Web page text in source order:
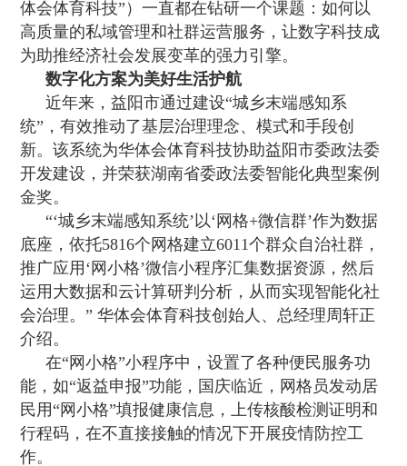
体会体育科技”）一直都在钻研一个课题：如何以
高质量的私域管理和社群运营服务，让数字科技成
为助推经济社会发展变革的强力引擎。
数字化方案为美好生活护航
近年来，益阳市通过建设“城乡末端感知系
统”，有效推动了基层治理理念、模式和手段创
新。该系统为华体会体育科技协助益阳市委政法委
开发建设，并荣获湖南省委政法委智能化典型案例
金奖。
“‘城乡末端感知系统’以‘网格+微信群’作为数据
底座，依托5816个网格建立6011个群众自治社群，
推广应用‘网小格’微信小程序汇集数据资源，然后
运用大数据和云计算研判分析，从而实现智能化社
会治理。” 华体会体育科技创始人、总经理周轩正
介绍。
在“网小格”小程序中，设置了各种便民服务功
能，如“返益申报”功能，国庆临近，网格员发动居
民用“网小格”填报健康信息，上传核酸检测证明和
行程码，在不直接接触的情况下开展疫情防控工
作。